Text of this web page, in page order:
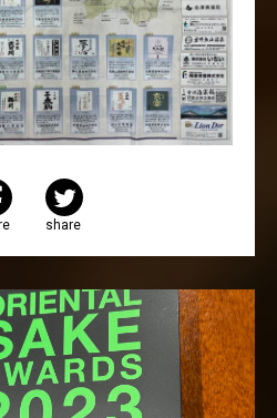
share